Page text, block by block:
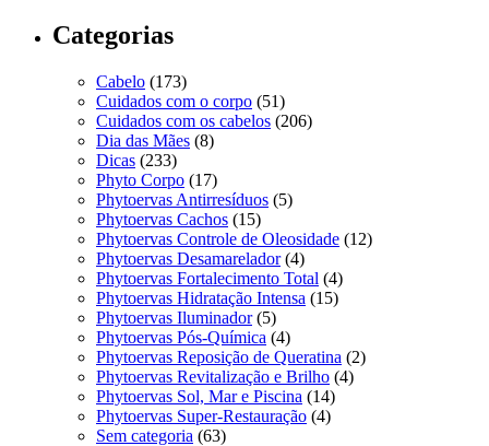
Categorias
Cabelo (173)
Cuidados com o corpo (51)
Cuidados com os cabelos (206)
Dia das Mães (8)
Dicas (233)
Phyto Corpo (17)
Phytoervas Antirresíduos (5)
Phytoervas Cachos (15)
Phytoervas Controle de Oleosidade (12)
Phytoervas Desamarelador(4)
Phytoervas Fortalecimento Total (4)
Phytoervas Hidratação Intensa (15)
Phytoervas Iluminador(5)
Phytoervas Pós-Química (4)
Phytoervas Reposição de Queratina (2)
Phytoervas Revitalização e Brilho (4)
Phytoervas Sol, Mar e Piscina (14)
Phytoervas Super-Restauração (4)
Sem categoria (63)